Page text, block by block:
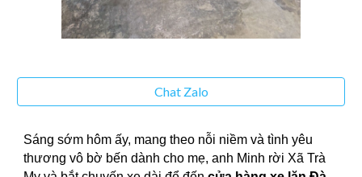
Chat Zalo
Sáng sớm hôm ấy, mang theo nỗi niềm và tình yêu
thương vô bờ bến dành cho mẹ, anh Minh rời Xã Trà